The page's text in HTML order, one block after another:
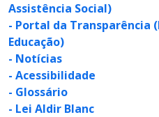
Assistência Social)
- Portal da Transparência
Educação)
- Notícias
- Acessibilidade
- Glossário
- Lei Aldir Blanc